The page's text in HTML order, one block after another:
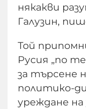
някакви
Галузин,
Той
Русия „по
за търсене
политико-
уреждане на